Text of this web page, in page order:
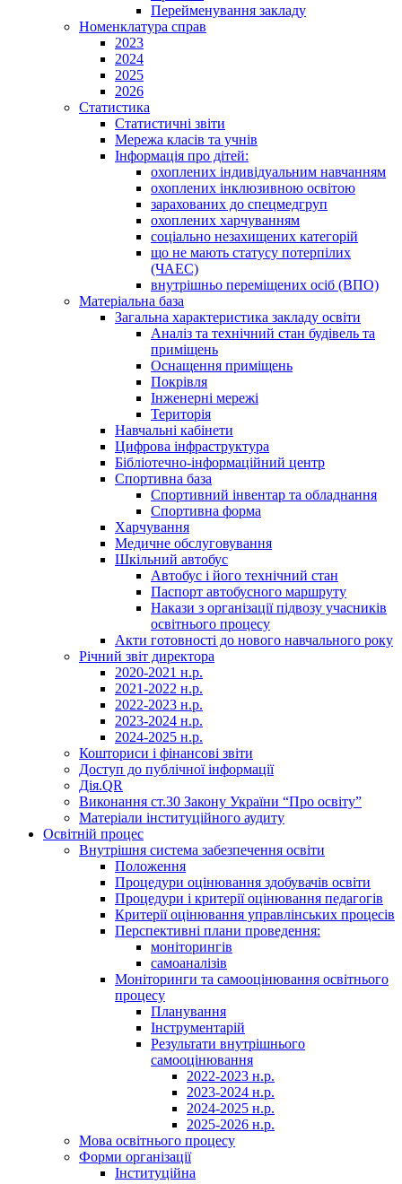
Перейменування закладу
Номенклатура справ
2023
2024
2025
2026
Статистика
Статистичні звіти
Мережа класів та учнів
Інформація про дітей:
охоплених індивідуальним навчанням
охоплених інклюзивною освітою
зарахованих до спецмедгруп
охоплених харчуванням
соціально незахищених категорій
що не мають статусу потерпілих
(ЧАЕС)
внутрішньо переміщених осіб (ВПО)
Матеріальна база
Загальна характеристика закладу освіти
Аналіз та технічний стан будівель та
приміщень
Оснащення приміщень
Покрівля
Інженерні мережі
Територія
Навчальні кабінети
Цифрова інфраструктура
Бібліотечно-інформаційний центр
Спортивна база
Спортивний інвентар та обладнання
Спортивна форма
Харчування
Медичне обслуговування
Шкільний автобус
Автобус і його технічний стан
Паспорт автобусного маршруту
Накази з організації підвозу учасників
освітнього процесу
Акти готовності до нового навчального року
Річний звіт директора
2020-2021 н.р.
2021-2022 н.р.
2022-2023 н.р.
2023-2024 н.р.
2024-2025 н.р.
Кошториси і фінансові звіти
Доступ до публічної інформації
Дія.QR
Виконання ст.30 Закону України “Про освіту”
Матеріали інституційного аудиту
Освітній процес
Внутрішня система забезпечення освіти
Положення
Процедури оцінювання здобувачів освіти
Процедури і критерії оцінювання педагогів
Критерії оцінювання управлінських процесів
Перспективні плани проведення:
моніторингів
самоаналізів
Моніторинги та самооцінювання освітнього
процесу
Планування
Інструментарій
Результати внутрішнього
самооцінювання
2022-2023 н.р.
2023-2024 н.р.
2024-2025 н.р.
2025-2026 н.р.
Мова освітнього процесу
Форми організації
Інституційна